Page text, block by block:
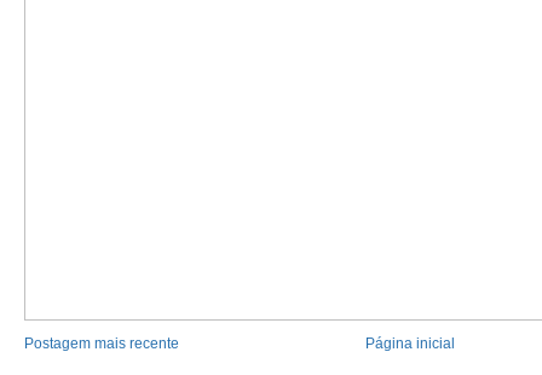
Postagem mais recente Página inicial